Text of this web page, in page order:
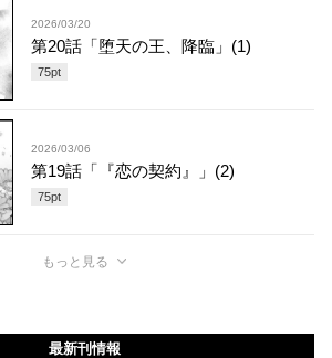
2026/03/20
第20話「堕天の王、降臨」(1)
75pt
2026/03/06
第19話「『恋の契約』」(2)
75pt
もっと見る
最新刊情報